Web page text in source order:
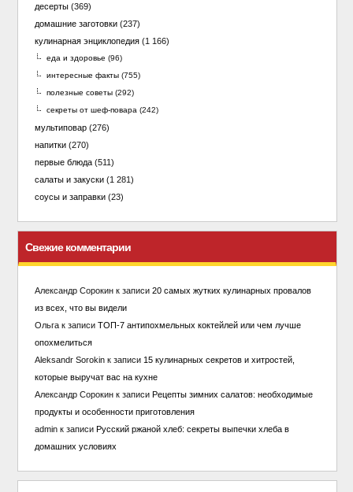
десерты(369)
домашние заготовки(237)
кулинарная энциклопедия(1 166)
еда и здоровье (96)
интересные факты(755)
полезные советы(292)
секреты от шеф-повара (242)
мультиповар(276)
напитки(270)
первые блюда(511)
салаты и закуски(1 281)
соусы и заправки(23)
Свежие комментарии
Александр Сорокинк записи 20 самых жутких кулинарных провалов
из всех, что вы видели
Ольгак записи ТОП-7 антипохмельных коктейлей или чем лучше
опохмелиться
Aleksandr Sorokinк записи 15 кулинарных секретов и хитростей,
которые выручат вас на кухне
Александр Сорокинк записи Рецепты зимних салатов: необходимые
продукты и особенности приготовления
adminк записи Русский ржаной хлеб: секреты выпечки хлеба в
домашних условиях